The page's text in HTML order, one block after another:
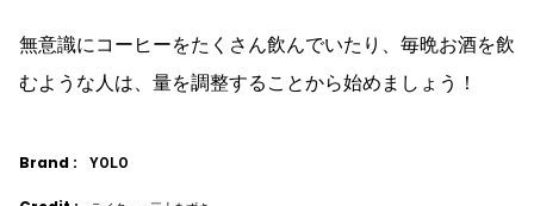
無意識にコーヒーをたくさん飲んでいたり、毎晩お酒を飲
むような人は、量を調整することから始めましょう！
Brand : YOLO